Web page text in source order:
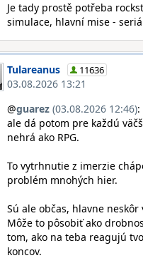
Je tady prostě potřeba
simulace, hlavní mise -
Tulareanus 11636
03.08.2026 13:21
@guarez (03.08.2026 12:46):
ale dá potom pre každú
nehrá ako RPG.
To vytrhnutie z imerzie
problém mnohých hier.
Sú ale občas, hlavne
Môže to pôsobiť ako
tom, ako na teba reagujú
koncov.